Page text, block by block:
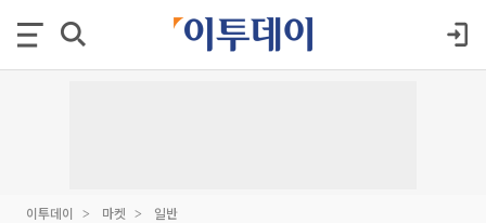
이투데이 마켓 일반